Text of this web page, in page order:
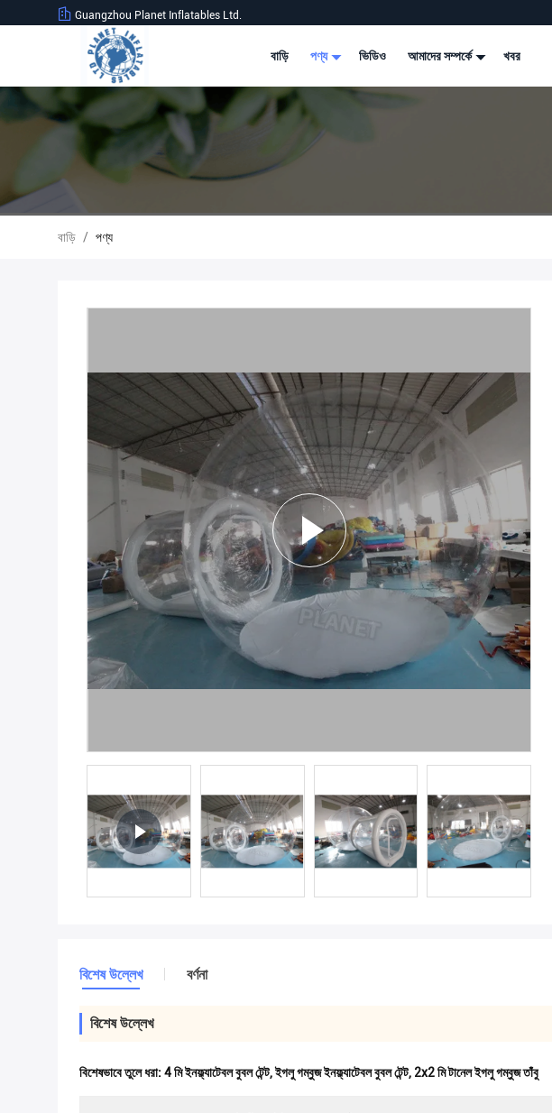
Guangzhou Planet Inflatables Ltd.
বাড়ি পণ্য ভিডিও আমাদের সম্পর্কে খবর
বাড়ি / পণ্য
বিশেষ উল্লেখ বর্ণনা
বিশেষ উল্লেখ
বিশেষভাবে তুলে ধরা: 4 মি ইনফ্ল্যাটেবল বুবল টেন্ট,ইগলু গম্বুজ ইনফ্ল্যাটেবল বুবল টেন্ট, 2x2 মি টানেল ইগলু গম্বুজ তাঁবু